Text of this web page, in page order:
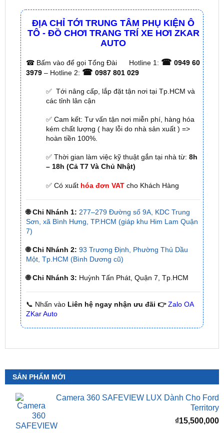
vụlắp đặt Thảm lót sàn KARDO xe ô tô Ranger
chất lượng và dịch vụ chăm sóc ô tô chuyên
nghiệp.
ĐỊA CHỈ TỚI TRUNG TÂM PHỤ KIỆN Ô
TÔ - ĐỒ CHƠI TRANG TRÍ XE HƠI ZKAR
Bấm vào để gọi Tổng Đài
✅ Tới nâng cấp, lắp đặt tận nơi tại Tp.HCM và
các tỉnh lân cận
✅ Cam kết: Tư vấn tận nơi miễn phí, hàng hóa
kém chất lượng ( hay lỗi do nhà sản xuất ) =>
✅ Có xuấthóa đơn VATcho Khách Hàng
🌐 Chi Nhánh 1: 277–279 Đường số 9A, KDC Trung
Sơn, xã Bình Hưng, TP.HCM (giáp khu Him Lam Quận
🌐 Chi Nhánh 3:
SẢN PHẨM MỚI